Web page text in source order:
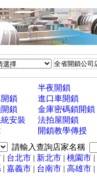
半夜開鎖
鎖
進口車開鎖
鎖
金庫密碼鎖開鎖
安裝
法拍屋開鎖
開鎖教學傳授
請輸入查詢店家名稱
| 台北市 | 新北市 | 桃園市 |
| 嘉義市 | 台南市 | 高雄市 |